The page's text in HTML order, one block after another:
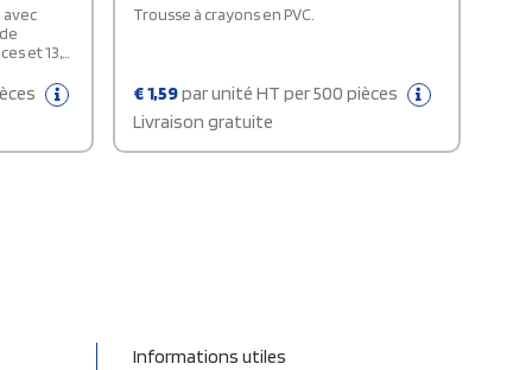
avec
et 13,5
Trousse à crayons en PVC.
€1,59par unité HT per 500 pièces
Livraison gratuite
Informations utiles